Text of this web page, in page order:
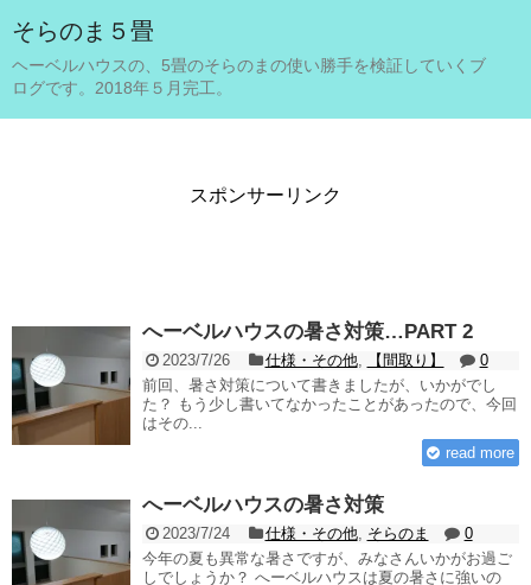
そらのま５畳
ヘーベルハウスの、5畳のそらのまの使い勝手を検証していくブ
ログです。2018年５月完工。
スポンサーリンク
へーベルハウスの暑さ対策…PART 2
2023/7/26 仕様・その他, 【間取り】
0
前回、暑さ対策について書きましたが、いかがでし
た？ もう少し書いてなかったことがあったので、今回
はその...
read more
へーベルハウスの暑さ対策
2023/7/24 仕様・その他, そらのま
0
今年の夏も異常な暑さですが、みなさんいかがお過ご
しでしょうか？ へーベルハウスは夏の暑さに強いの